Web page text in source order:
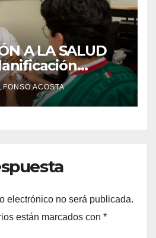
A LA SALUD
ACOSTA
electrónico no será publicada.
están marcados con *